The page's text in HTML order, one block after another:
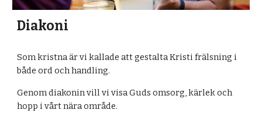
Diakoni
Som kristna är vi kallade att gestalta Kristi frälsning i
både ord och handling.
Genom diakonin vill vi visa Guds omsorg, kärlek och
hopp i vårt nära område.